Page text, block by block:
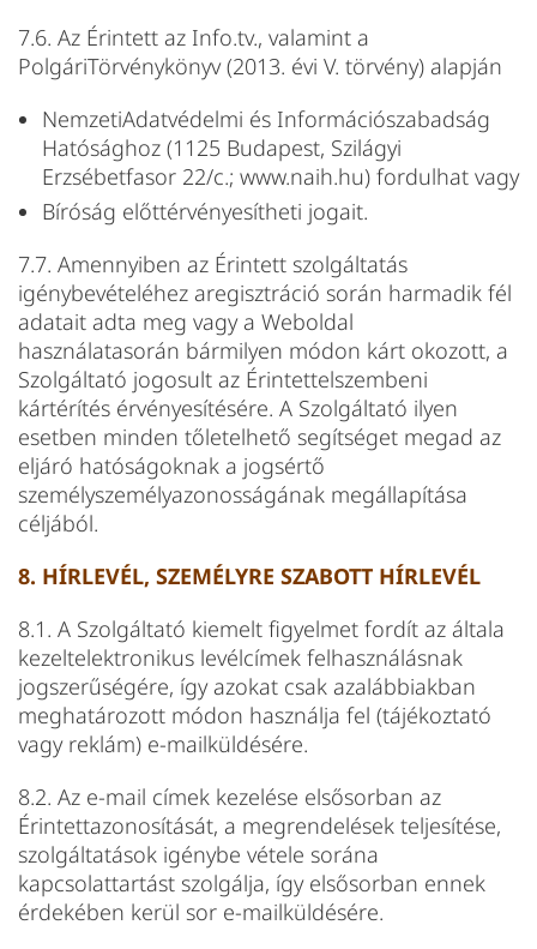
7.6. Az Érintett az Info.tv., valamint a
PolgáriTörvénykönyv (2013. évi V. törvény) alapján
NemzetiAdatvédelmi és Információszabadság
Hatósághoz (1125 Budapest, Szilágyi
Erzsébetfasor 22/c.; www.naih.hu) fordulhat vagy
Bíróság előttérvényesítheti jogait.
7.7. Amennyiben az Érintett szolgáltatás
igénybevételéhez aregisztráció során harmadik fél
adatait adta meg vagy a Weboldal
használatasorán bármilyen módon kárt okozott, a
Szolgáltató jogosult az Érintettelszembeni
kártérítés érvényesítésére. A Szolgáltató ilyen
esetben minden tőletelhető segítséget megad az
eljáró hatóságoknak a jogsértő
személyszemélyazonosságának megállapítása
céljából.
8. HÍRLEVÉL, SZEMÉLYRE SZABOTT HÍRLEVÉL
8.1. A Szolgáltató kiemelt figyelmet fordít az általa
kezeltelektronikus levélcímek felhasználásnak
jogszerűségére, így azokat csak azalábbiakban
meghatározott módon használja fel (tájékoztató
vagy reklám) e-mailküldésére.
8.2. Az e-mail címek kezelése elsősorban az
Érintettazonosítását, a megrendelések teljesítése,
szolgáltatások igénybe vétele sorána
kapcsolattartást szolgálja, így elsősorban ennek
érdekében kerül sor e-mailküldésére.